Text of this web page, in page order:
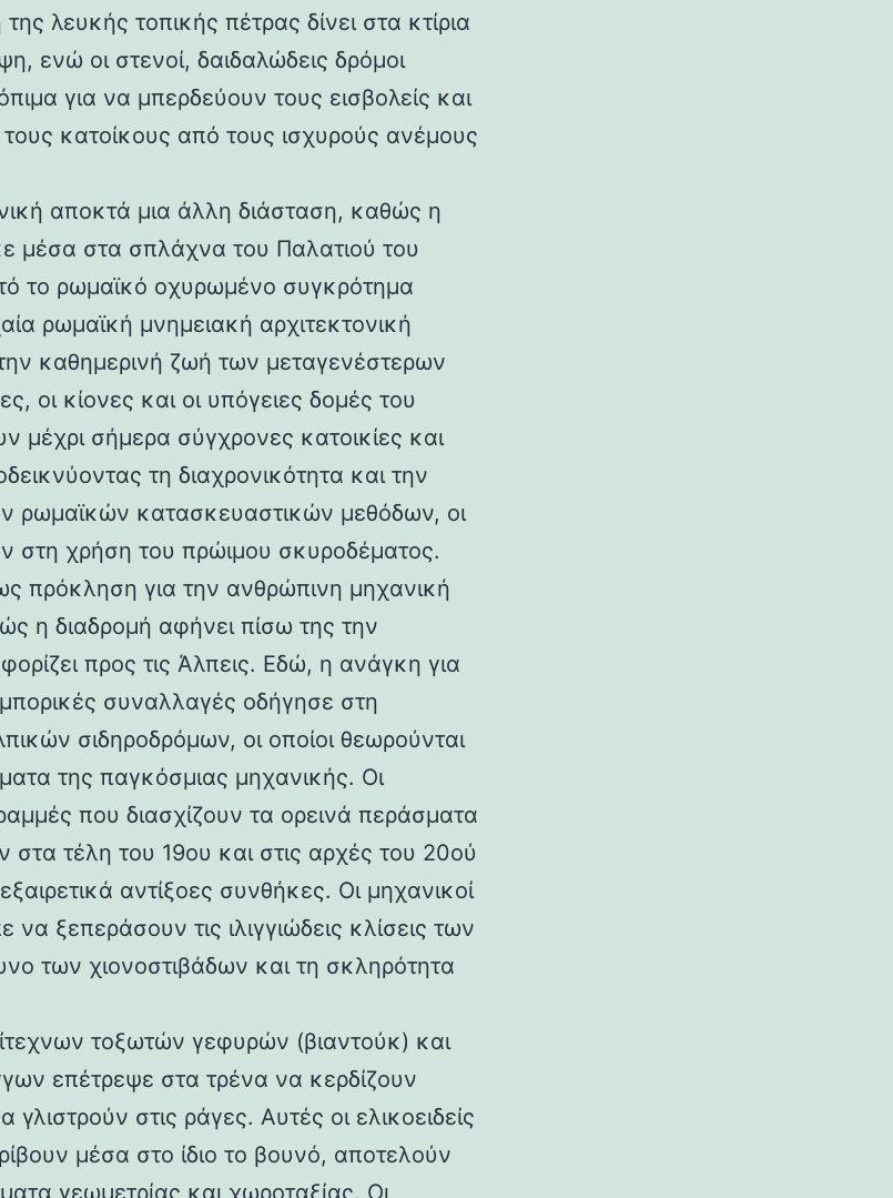
λευκής τοπικής πέτρας δίνει στα κτίρια
ενώ οι στενοί, δαιδαλώδεις δρόμοι
για να μπερδεύουν τους εισβολείς και
κατοίκους από τους ισχυρούς ανέμους
αποκτά μια άλλη διάσταση, καθώς η
μέσα στα σπλάχνα του Παλατιού του
το ρωμαϊκό οχυρωμένο συγκρότημα
ρωμαϊκή μνημειακή αρχιτεκτονική
καθημερινή ζωή των μεταγενέστερων
οι κίονες και οι υπόγειες δομές του
μέχρι σήμερα σύγχρονες κατοικίες και
τη διαχρονικότητα και την
ρωμαϊκών κατασκευαστικών μεθόδων, οι
στη χρήση του πρώιμου σκυροδέματος.
πρόκληση για την ανθρώπινη μηχανική
η διαδρομή αφήνει πίσω της την
προς τις Άλπεις. Εδώ, η ανάγκη για
συναλλαγές οδήγησε στη
σιδηροδρόμων, οι οποίοι θεωρούνται
της παγκόσμιας μηχανικής. Οι
που διασχίζουν τα ορεινά περάσματα
τέλη του 19ου και στις αρχές του 20ού
αντίξοες συνθήκες. Οι μηχανικοί
ξεπεράσουν τις ιλιγγιώδεις κλίσεις των
των χιονοστιβάδων και τη σκληρότητα
τοξωτών γεφυρών (βιαντούκ) και
επέτρεψε στα τρένα να κερδίζουν
στις ράγες. Αυτές οι ελικοειδείς
μέσα στο ίδιο το βουνό, αποτελούν
γεωμετρίας και χωροταξίας. Οι